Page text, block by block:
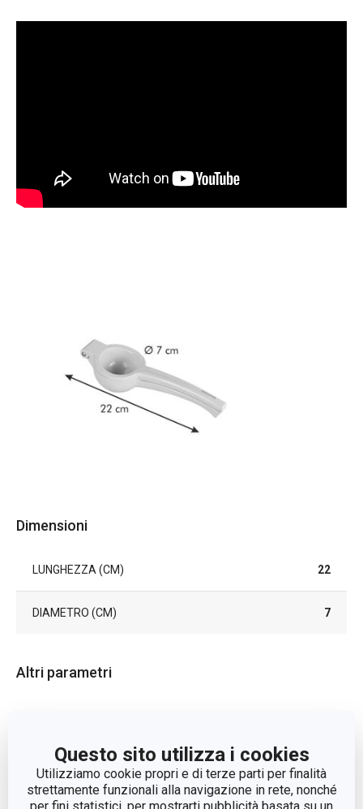
Questo sito utilizza i cookies
Utilizziamo cookie propri e di terze parti per finalità
strettamente funzionali alla navigazione in rete, nonché
per fini statistici, per mostrarti pubblicità basata su un
Dimensioni
LUNGHEZZA (CM) 22
DIAMETRO (CM) 7
Altri parametri
LINEA DI PRODOTTO GrandCHEF